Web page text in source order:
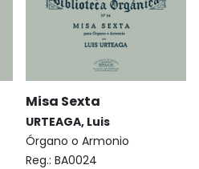
Misa Sexta
URTEAGA, Luis
Órgano o Armonio
Reg.: BA0024